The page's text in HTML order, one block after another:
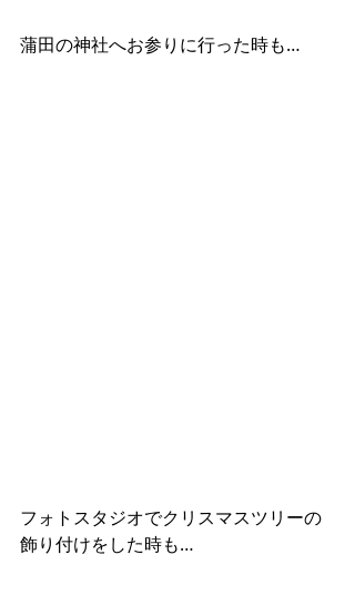
蒲田の神社へお参りに行った時も…
フォトスタジオでクリスマスツリーの
飾り付けをした時も…